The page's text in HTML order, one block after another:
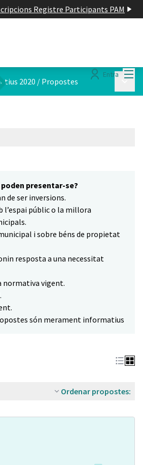
Registre Participants PAM
Entra
2020 / Propostes
presentar-se?
de ser inversions.
l’espai públic o la millora
i sobre béns de propietat
resposta a una necessitat
normativa vigent.
són merament informatius
Ordenar propostes: